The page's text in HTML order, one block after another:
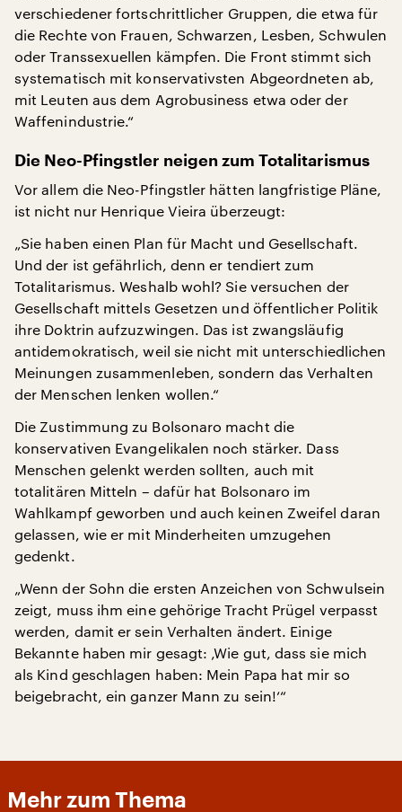
verschiedener fortschrittlicher Gruppen, die etwa für
die Rechte von Frauen, Schwarzen, Lesben, Schwulen
oder Transsexuellen kämpfen. Die Front stimmt sich
systematisch mit konservativsten Abgeordneten ab,
mit Leuten aus dem Agrobusiness etwa oder der
Waffenindustrie.“
Die Neo-Pfingstler neigen zum Totalitarismus
Vor allem die Neo-Pfingstler hätten langfristige Pläne,
ist nicht nur Henrique Vieira überzeugt:
„Sie haben einen Plan für Macht und Gesellschaft.
Und der ist gefährlich, denn er tendiert zum
Totalitarismus. Weshalb wohl? Sie versuchen der
Gesellschaft mittels Gesetzen und öffentlicher Politik
ihre Doktrin aufzuzwingen. Das ist zwangsläufig
antidemokratisch, weil sie nicht mit unterschiedlichen
Meinungen zusammenleben, sondern das Verhalten
der Menschen lenken wollen.“
Die Zustimmung zu Bolsonaro macht die
konservativen Evangelikalen noch stärker. Dass
Menschen gelenkt werden sollten, auch mit
totalitären Mitteln – dafür hat Bolsonaro im
Wahlkampf geworben und auch keinen Zweifel daran
gelassen, wie er mit Minderheiten umzugehen
gedenkt.
„Wenn der Sohn die ersten Anzeichen von Schwulsein
zeigt, muss ihm eine gehörige Tracht Prügel verpasst
werden, damit er sein Verhalten ändert. Einige
Bekannte haben mir gesagt: ‚Wie gut, dass sie mich
als Kind geschlagen haben: Mein Papa hat mir so
beigebracht, ein ganzer Mann zu sein!‘“
Mehr zum Thema